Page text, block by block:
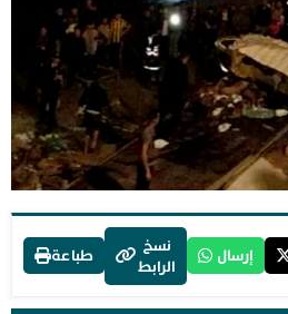
إرسال
نسخ
الرابط
طباعة